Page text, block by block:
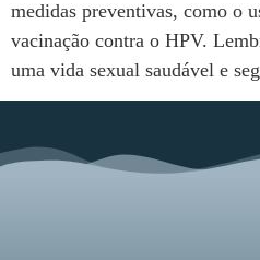
medidas preventivas, como o
vacinação contra o HPV.
uma vida sexual saudável e